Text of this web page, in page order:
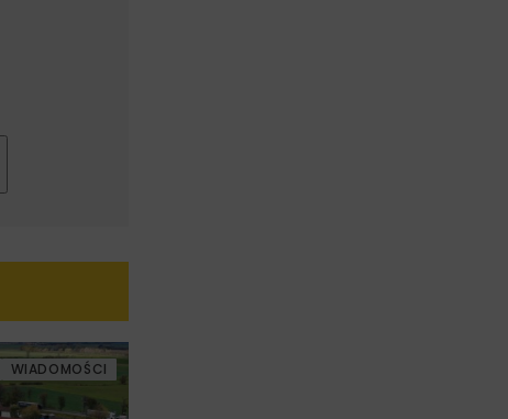
WIADOMOŚCI